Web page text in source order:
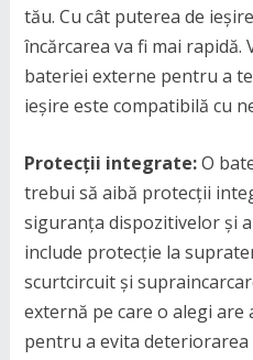
tău. Cu cât puterea de
încărcarea va fi mai rapidă.
bateriei externe pentru a
ieșire este compatibilă cu
Protecții integrate:O
trebui să aibă protecții
siguranța dispozitivelor și
include protecție la
scurtcircuit și
externă pe care o alegi are
pentru a evita